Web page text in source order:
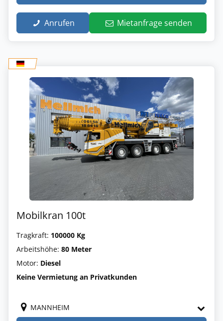
Anrufen Mietanfrage senden
Mobilkran 100t
Tragkraft: 100000 Kg
Arbeitshöhe: 80 Meter
Motor: Diesel
Keine Vermietung an Privatkunden
MANNHEIM